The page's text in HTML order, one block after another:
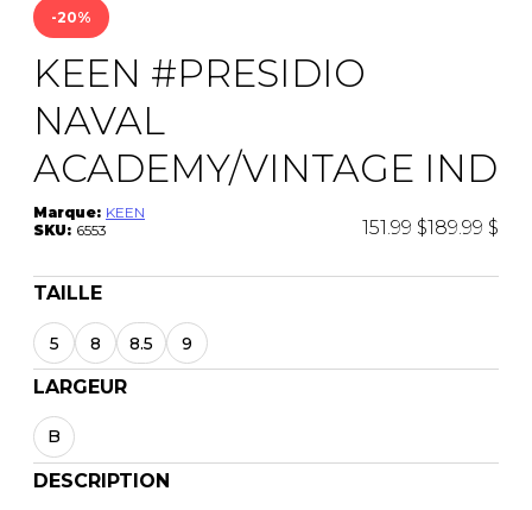
-20%
KEEN #PRESIDIO
NAVAL
ACADEMY/VINTAGE IND
Marque: KEEN
SKU: 6553 151.99 $189.99 $
TAILLE
5 8 8.5 9
LARGEUR
B
DESCRIPTION